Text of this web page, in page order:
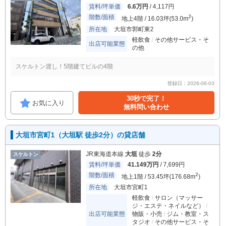
賃料/坪単価
6.6万円 / 4,117円
階数/面積
地上4階 / 16.03坪(53.0m2)
所在地
大垣市郭町東2
出店可能業態
軽飲食
その他サービス・そ
の他
スケルトン渡し！5階建てビルの4階
登録日：2026-06-03
お気に入り
30秒で完了！
無料問い合わせ
大垣市宮町1（大垣駅 徒歩2分）の貸店舗
スケルトン JR東海道本線 大垣 徒歩 2分
賃料/坪単価
41.149万円 / 7,699円
階数/面積
地上1階 / 53.45坪(176.68m2)
所在地
大垣市宮町1
出店可能業態
軽飲食
サロン（マッサー
ジ・エステ・ネイルなど）
物販・小売
ジム・教室・ス
タジオ
その他サービス・そ